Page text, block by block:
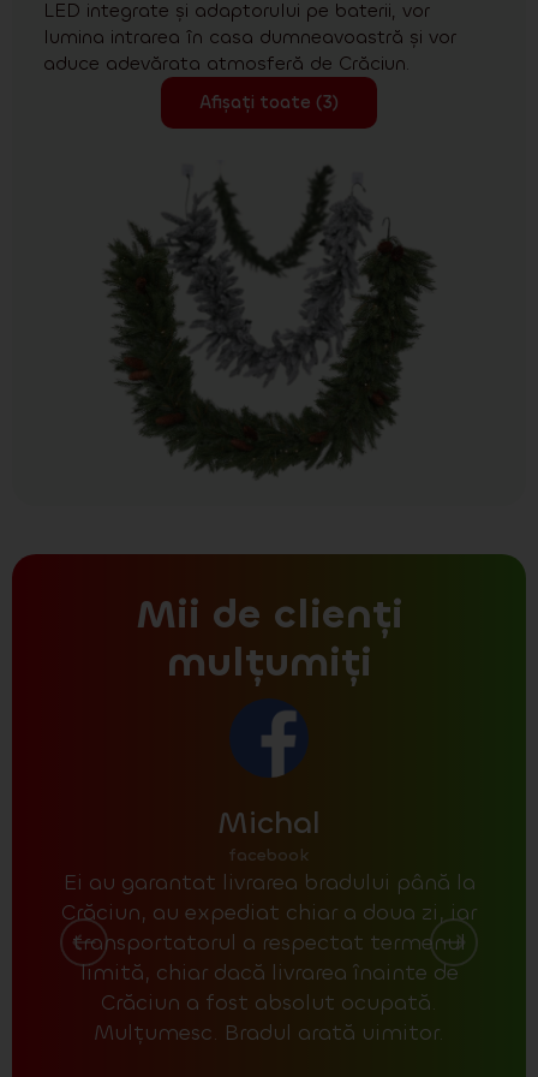
LED integrate și adaptorului pe baterii, vor
lumina intrarea în casa dumneavoastră și vor
aduce adevărata atmosferă de Crăciun.
Afișați toate (3)
Mii de clienți
mulțumiți
Michal
facebook
Ei au garantat livrarea bradului până la
Crăciun, au expediat chiar a doua zi, iar
transportatorul a respectat termenul
limită, chiar dacă livrarea înainte de
Crăciun a fost absolut ocupată.
Mulțumesc. Bradul arată uimitor.